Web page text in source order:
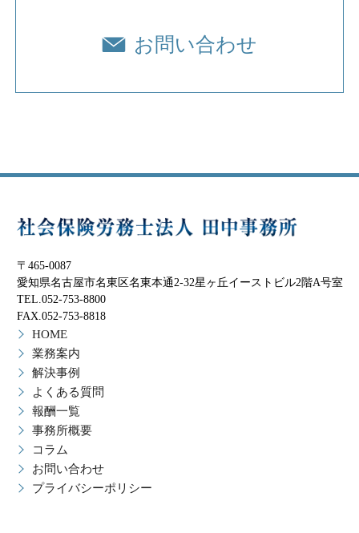
お問い合わせ
〒465-0087
愛知県名古屋市名東区名東本通2-32星ヶ丘イーストビル2階A号室
TEL.052-753-8800
FAX.052-753-8818
HOME
業務案内
解決事例
よくある質問
報酬一覧
事務所概要
コラム
お問い合わせ
プライバシーポリシー